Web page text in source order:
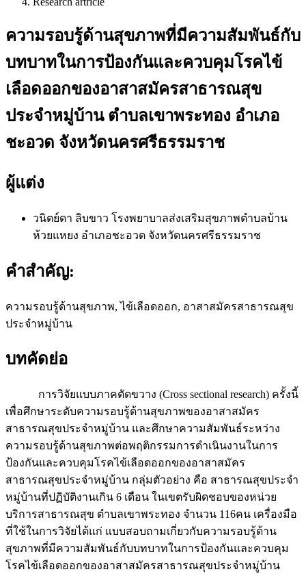
ความรอบรู้ด้านสุขภาพที่มีความสัมพันธ์กับ
บทบาทในการป้องกันและควบคุมโรคไข้
เลือดออกของอาสาสมัครสาธารณสุข
ประจำหมู่บ้าน ตำบลเขาพระทอง อำเภอ
ชะอวด จังหวัดนครศรีธรรมราช
ผู้แต่ง
วนิตย์ดา ลิบขาว โรงพยาบาลส่งเสริมสุขภาพตำบลบ้าน
ห้วยแหยง อำเภอชะอวด จังหวัดนครศรีธรรมราช
คำสำคัญ:
ความรอบรู้ด้านสุขภาพ, ไข้เลือดออก, อาสาสมัครสาธารณสุข
ประจำหมู่บ้าน
บทคัดย่อ
การวิจัยแบบภาคตัดขวาง (Cross sectional research) ครั้งนี้
เพื่อศึกษาระดับความรอบรู้ด้านสุขภาพของอาสาสมัคร
สาธารณสุขประจำหมู่บ้าน และศึกษาความสัมพันธ์ระหว่าง
ความรอบรู้ด้านสุขภาพต่อพฤติกรรมการดำเนินงานในการ
ป้องกันและควบคุมโรคไข้เลือดออกของอาสาสมัคร
สาธารณสุขประจำหมู่บ้าน กลุ่มตัวอย่าง คือ สาธารณสุขประจำ
หมู่บ้านที่ปฏิบัติงานเกิน 6 เดือน ในเขตรับผิดชอบของหน่วย
บริการสาธารณสุข ตำบลเขาพระทอง จำนวน 116คน เครื่องมือ
ที่ใช้ในการวิจัยได้แก่ แบบสอบถามเกี่ยวกับความรอบรู้ด้าน
สุขภาพที่มีความสัมพันธ์กับบทบาทในการป้องกันและควบคุม
โรคไข้เลือดออกของอาสาสมัครสาธารณสุขประจำหมู่บ้าน